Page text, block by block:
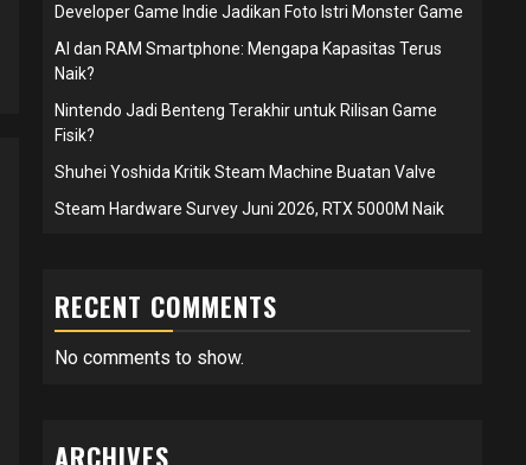
Developer Game Indie Jadikan Foto Istri Monster Game
AI dan RAM Smartphone: Mengapa Kapasitas Terus
Naik?
Nintendo Jadi Benteng Terakhir untuk Rilisan Game
Fisik?
Shuhei Yoshida Kritik Steam Machine Buatan Valve
Steam Hardware Survey Juni 2026, RTX 5000M Naik
RECENT COMMENTS
No comments to show.
ARCHIVES